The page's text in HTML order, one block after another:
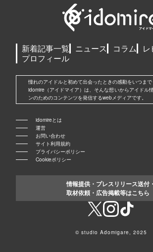
© studio Adomigare, 2025
idomireとは
運営
お問い合わせ
サイト利用規約
プライバシーポリシー
Cookieポリシー
新着記事一覧 ニュース コラム
プロフィール
憧れのアイドルと初めて出会ったときの感動をいつまで
idomire（アイドマイア）は、そんな想いからアイドル
ンのためのコンテンツを発信するwebメディアです。
情報提供・プレスリリース送付・
取材依頼・広告掲載等はこちら